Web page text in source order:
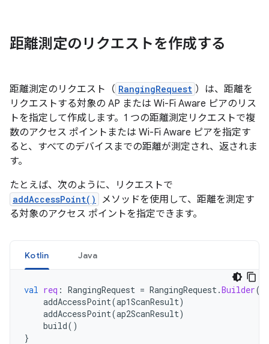
距離測定のリクエストを作成する
距離測定のリクエスト（ RangingRequest ）は、距離を
リクエストする対象の AP または Wi-Fi Aware ピアのリス
トを指定して作成します。1 つの距離測定リクエストで複
数のアクセス ポイントまたは Wi-Fi Aware ピアを指定す
ると、すべてのデバイスまでの距離が測定され、返されま
す。
たとえば、次のように、リクエストで
addAccessPoint()
メソッドを使用して、距離を測定す
る対象のアクセス ポイントを指定できます。
Kotlin Java
val req : RangingRequest = RangingRequest.Builder
addAccessPoint(ap1ScanResult)
addAccessPoint(ap2ScanResult)
build()
}